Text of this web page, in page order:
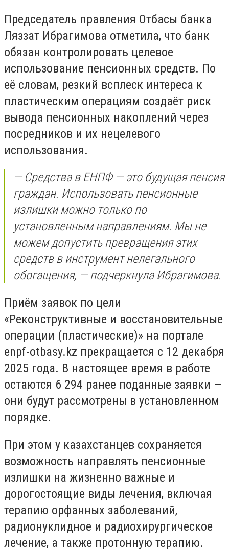
Председатель правления Отбасы банка
Ляззат Ибрагимова отметила, что банк
обязан контролировать целевое
использование пенсионных средств. По
её словам, резкий всплеск интереса к
пластическим операциям создаёт риск
вывода пенсионных накоплений через
посредников и их нецелевого
использования.
— Средства в ЕНПФ — это будущая пенсия
граждан. Использовать пенсионные
излишки можно только по
установленным направлениям. Мы не
можем допустить превращения этих
средств в инструмент нелегального
обогащения, — подчеркнула Ибрагимова.
Приём заявок по цели
«Реконструктивные и восстановительные
операции (пластические)» на портале
enpf-otbasy.kz прекращается с 12 декабря
2025 года. В настоящее время в работе
остаются 6 294 ранее поданные заявки —
они будут рассмотрены в установленном
порядке.
При этом у казахстанцев сохраняется
возможность направлять пенсионные
излишки на жизненно важные и
дорогостоящие виды лечения, включая
терапию орфанных заболеваний,
радионуклидное и радиохирургическое
лечение, а также протонную терапию.